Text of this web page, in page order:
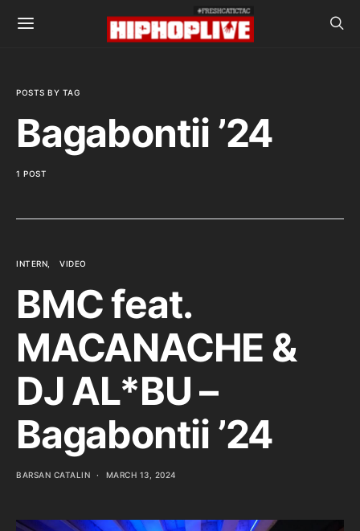
POSTS BY TAG
Bagabontii ’24
1 POST
INTERN VIDEO
BMC feat.
MACANACHE &
DJ AL*BU –
Bagabontii ’24
BARSAN CATALIN MARCH 13, 2024